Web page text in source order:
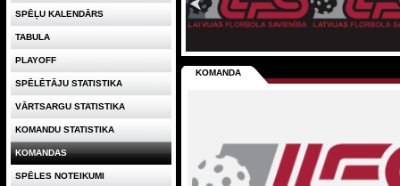
KOMANDA
SPĒĻU KALENDĀRS
TABULA
PLAYOFF
SPĒLĒTĀJU STATISTIKA
VĀRTSARGU STATISTIKA
KOMANDU STATISTIKA
KOMANDAS
SPĒLES NOTEIKUMI